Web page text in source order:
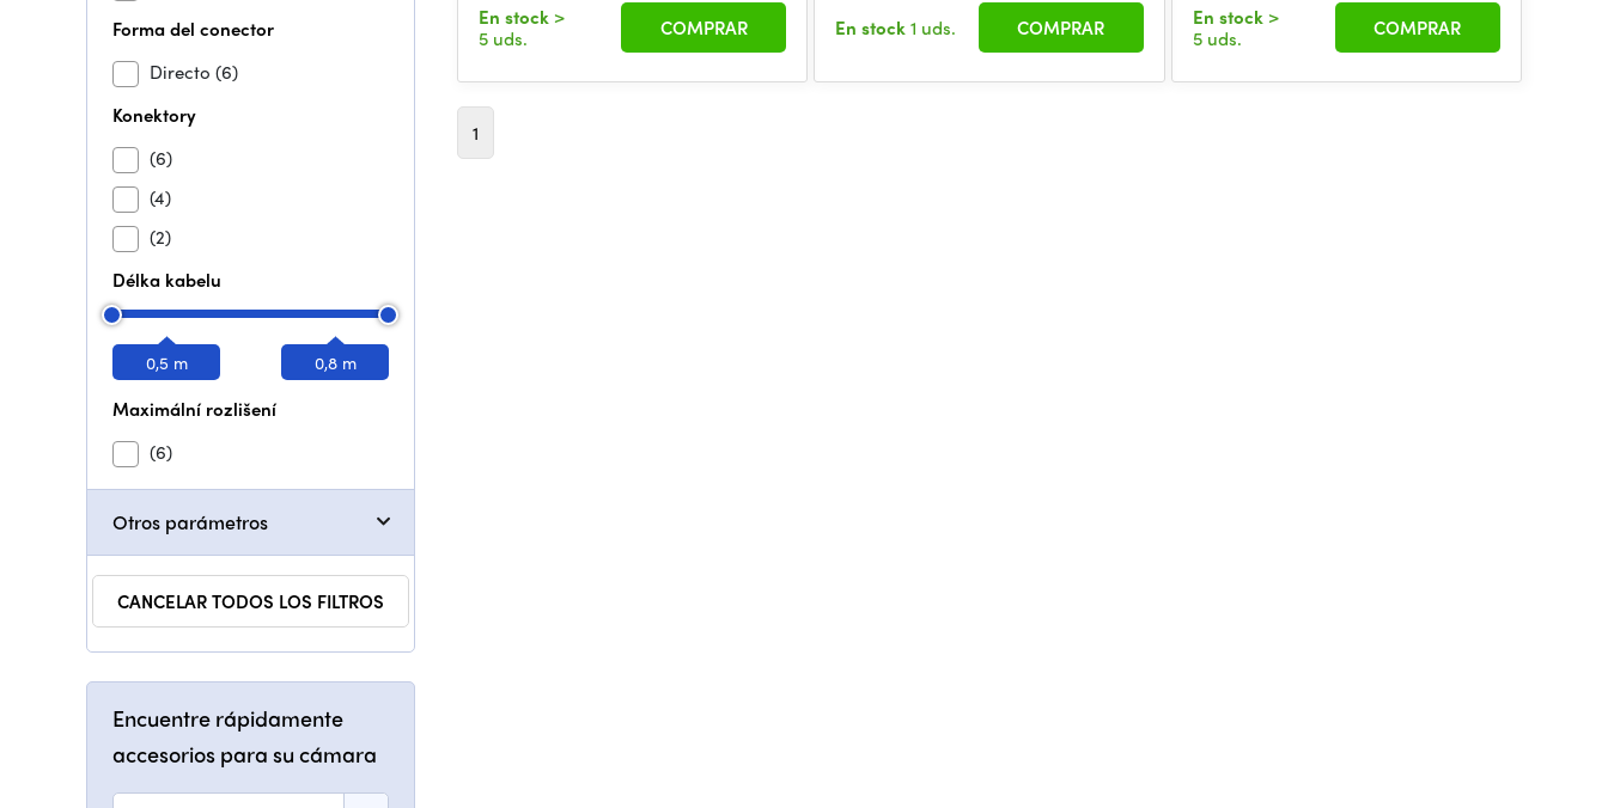
Forma del conector
Directo (6)
Konektory
(6)
(4)
(2)
Délka kabelu
0,5 m 0,8 m
Maximální rozlišení
(6)
Otros parámetros
CANCELAR TODOS LOS FILTROS
Encuentre rápidamente
accesorios para su cámara
En stock >
5 uds.
COMPRAR En stock1 uds. COMPRAR En stock >
5 uds.
COMPRAR
1